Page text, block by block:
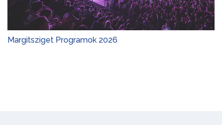
Margitsziget Programok 2026